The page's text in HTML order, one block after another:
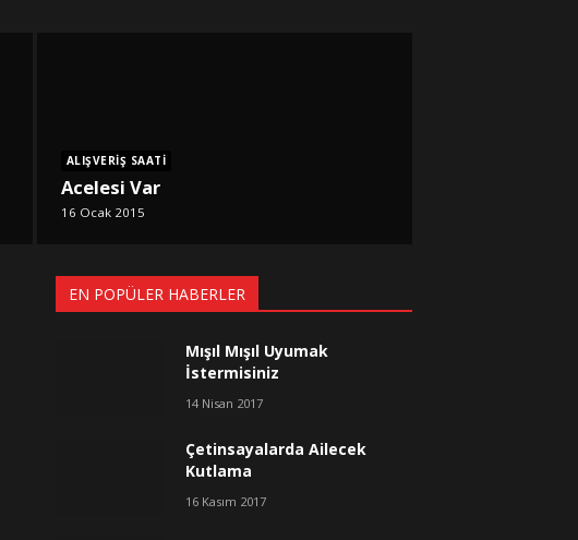
ALIŞVERIŞ SAATI
Acelesi Var
16 Ocak 2015
EN POPÜLER HABERLER
Mışıl Mışıl Uyumak
İstermisiniz
14 Nisan 2017
Çetinsayalarda Ailecek
Kutlama
16 Kasım 2017